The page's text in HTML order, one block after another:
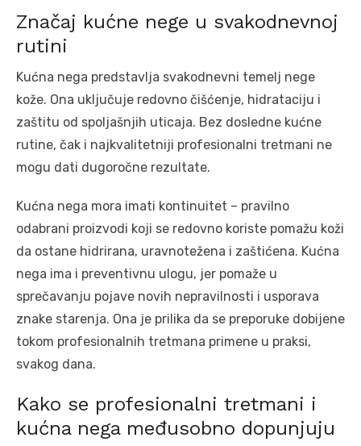
Značaj kućne nege u svakodnevnoj
rutini
Kućna nega predstavlja svakodnevni temelj nege
kože. Ona uključuje redovno čišćenje, hidrataciju i
zaštitu od spoljašnjih uticaja. Bez dosledne kućne
rutine, čak i najkvalitetniji profesionalni tretmani ne
mogu dati dugoročne rezultate.
Kućna nega mora imati kontinuitet – pravilno
odabrani proizvodi koji se redovno koriste pomažu koži
da ostane hidrirana, uravnotežena i zaštićena. Kućna
nega ima i preventivnu ulogu, jer pomaže u
sprečavanju pojave novih nepravilnosti i usporava
znake starenja. Ona je prilika da se preporuke dobijene
tokom profesionalnih tretmana primene u praksi,
svakog dana.
Kako se profesionalni tretmani i
kućna nega međusobno dopunjuju